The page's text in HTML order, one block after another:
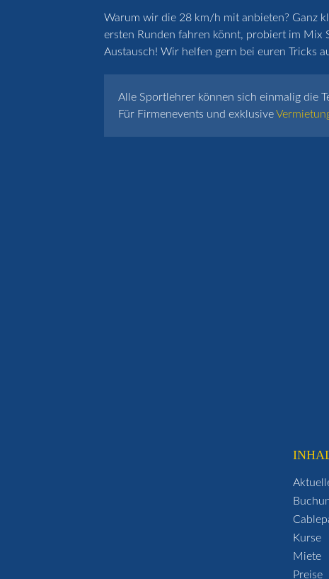
Warum wir die 28 km/h mit anbieten? Ganz
ersten Runden fahren könnt, probiert im Mix
Austausch! Wir helfen gern bei euren Tricks
Alle Sportlehrer können sich einmalig die
Für Firmenevents und exklusive
Kurse
Miete
Preise